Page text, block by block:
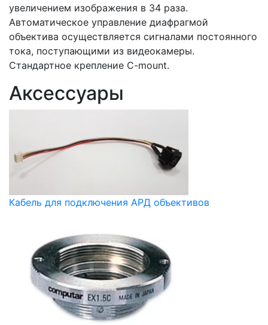
увеличением изображения в 34 раза.
Автоматическое управление диафрагмой
объектива осуществляется сигналами постоянного
тока, поступающими из видеокамеры.
Стандартное крепление C-mount.
Аксессуары
Кабель для подключения АРД объективов